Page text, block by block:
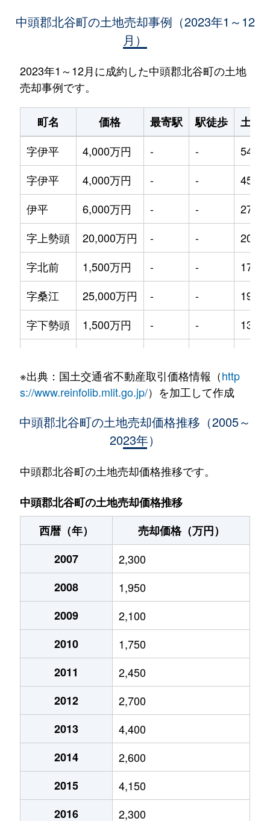
中頭郡北谷町の土地売却事例（2023年1～12
月）
2023年1～12月に成約した中頭郡北谷町の土地
売却事例です。
町名 価格 最寄駅 駅徒歩
土地
字伊平
4,000万円 - -
字伊平
4,000万円 - -
伊平
6,000万円 - -
字上勢頭
20,000万円 - -
字北前
1,500万円 - -
字桑江
25,000万円 - -
字下勢頭
1,500万円 - -
字砂辺
5,000万円 - -
2,400万円 -
字北谷
2,400万円 - -
※出典：国土交通省不動産取引価格情報（http
s://www.reinfolib.mlit.go.jp/）を加工して作成
中頭郡北谷町の土地売却価格推移（2005～
2023年）
中頭郡北谷町の土地売却価格推移です。
中頭郡北谷町の土地売却価格推移
西暦（年）
売却価格（万円）
2007
2,300
2008
1,950
2009
2,100
2010
1,750
2011
2,450
2012
2,700
2013
4,400
2014
2,600
2015
4,150
2016
2,300